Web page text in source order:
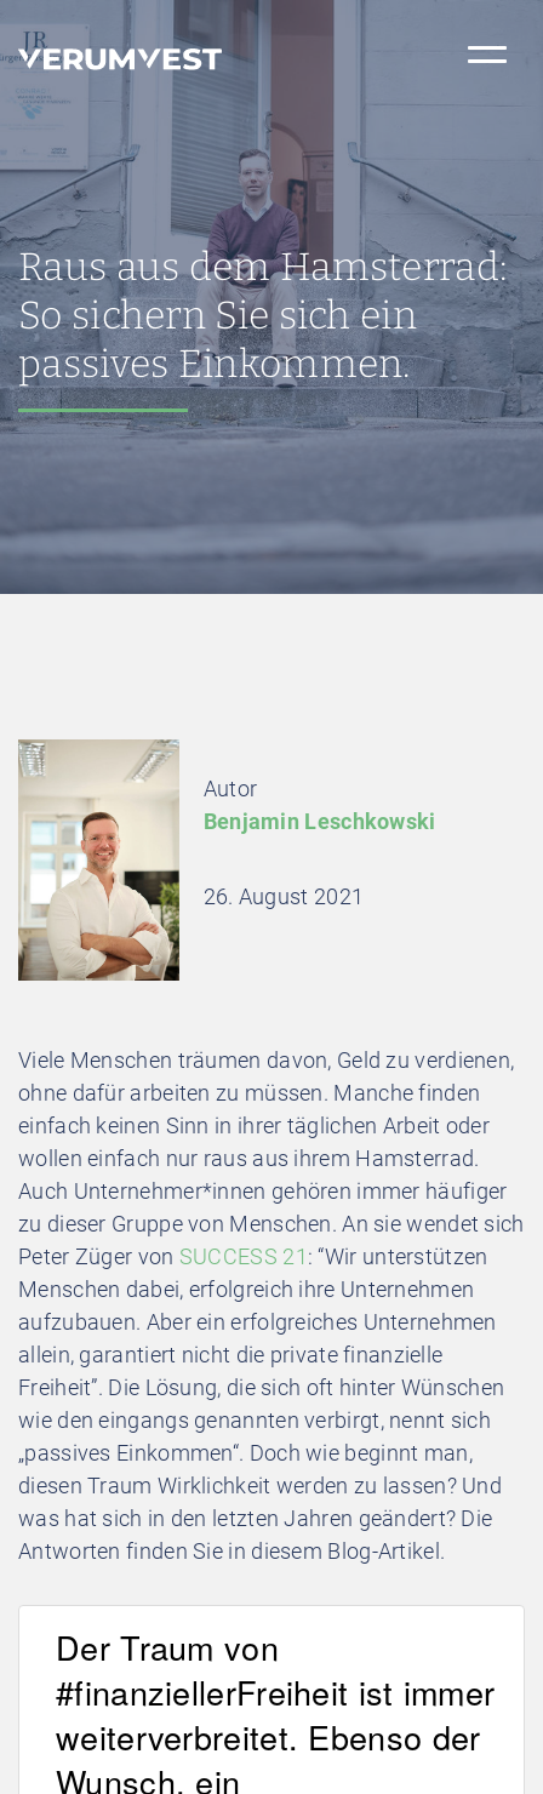
Raus aus dem Hamsterrad:
So sichern Sie sich ein
passives Einkommen.
Autor
Benjamin Leschkowski
26. August 2021
Viele Menschen träumen davon, Geld zu verdienen,
ohne dafür arbeiten zu müssen. Manche finden
einfach keinen Sinn in ihrer täglichen Arbeit oder
wollen einfach nur raus aus ihrem Hamsterrad.
Auch Unternehmer*innen gehören immer häufiger
zu dieser Gruppe von Menschen. An sie wendet sich
Peter Züger von SUCCESS 21 : “Wir unterstützen
Menschen dabei, erfolgreich ihre Unternehmen
aufzubauen. Aber ein erfolgreiches Unternehmen
allein, garantiert nicht die private finanzielle
Freiheit”. Die Lösung, die sich oft hinter Wünschen
wie den eingangs genannten verbirgt, nennt sich
„passives Einkommen“. Doch wie beginnt man,
diesen Traum Wirklichkeit werden zu lassen? Und
was hat sich in den letzten Jahren geändert? Die
Antworten finden Sie in diesem Blog-Artikel.
Der Traum von
#finanziellerFreiheit ist immer
weiterverbreitet. Ebenso der
Wunsch, ein